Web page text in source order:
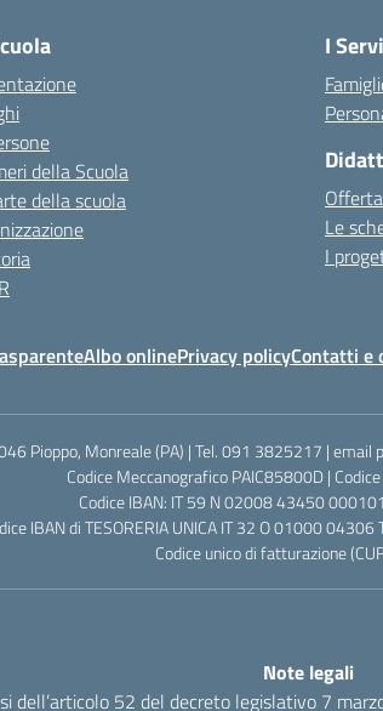
della Scuola
della scuola
I
Le
I
Albo onlinePrivacy policyContatti e
Pioppo, Monreale (PA) | Tel. 091 3825217 |
Codice Meccanografico PAIC85800D |
Codice IBAN: IT 59 N 02008 43450
IBAN di TESORERIA UNICA IT 32 O 01000
Codice unico di fatturazione
Note legali
dell’articolo 52 del decreto legislativo 7